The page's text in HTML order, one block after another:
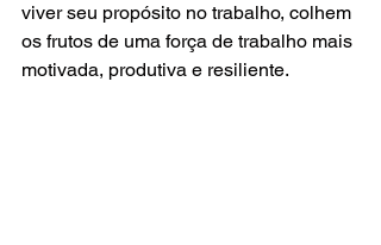
viver seu propósito no trabalho, colhem
os frutos de uma força de trabalho mais
motivada, produtiva e resiliente.